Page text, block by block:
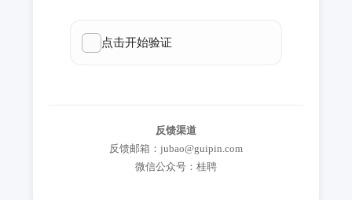
反馈渠道
反馈邮箱：jubao@guipin.com
微信公众号：桂聘